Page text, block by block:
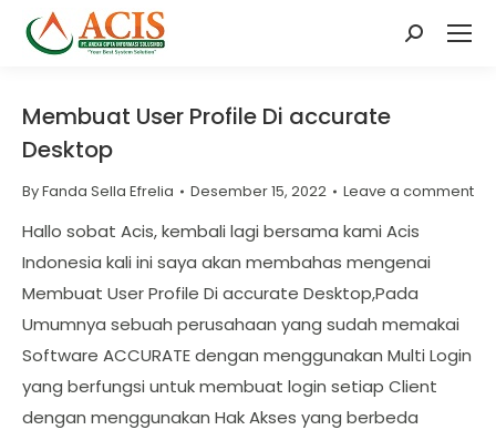
Search:
Membuat User Profile Di accurate
Desktop
ByFanda Sella Efrelia Desember 15, 2022 Leave a comment
Hallo sobat Acis, kembali lagi bersama kami Acis
Indonesia kali ini saya akan membahas mengenai
Membuat User Profile Di accurate Desktop,Pada
Umumnya sebuah perusahaan yang sudah memakai
Software ACCURATE dengan menggunakan Multi Login
yang berfungsi untuk membuat login setiap Client
dengan menggunakan Hak Akses yang berbeda